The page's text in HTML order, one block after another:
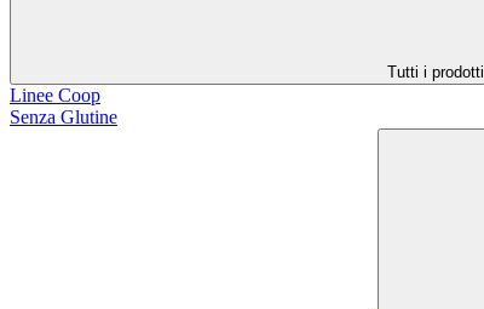
Tutti i prodotti
Linee Coop
Senza Glutine